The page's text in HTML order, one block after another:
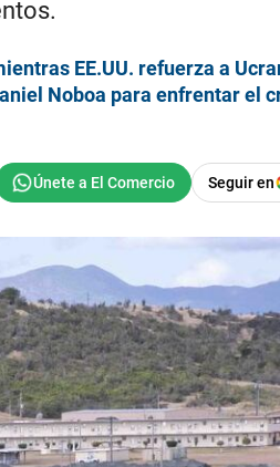
EE.UU. refuerza a
Noboa para enfrentar el
Seguir en